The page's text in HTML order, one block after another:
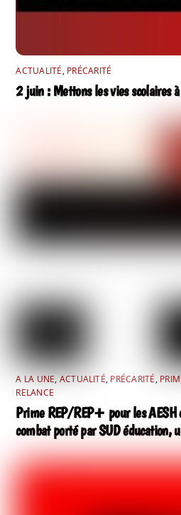
ACTUALITÉ, PRÉCARITÉ
2 juin : Mettons les vies scolaires
A LA UNE,ACTUALITÉ, PRÉCARITÉ,
RELANCE
Prime REP/REP+ pour les AESH
combat porté par SUD éducation,